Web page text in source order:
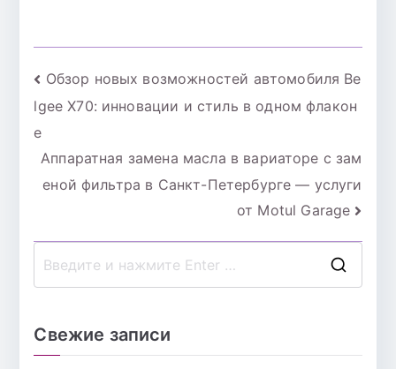
Навигация
по
записям
Обзор новых возможностей автомобиля Be
lgee X70: инновации и стиль в одном флакон
е
Аппаратная замена масла в вариаторе с зам
еной фильтра в Санкт-Петербурге — услуги
от Motul Garage
Свежие записи